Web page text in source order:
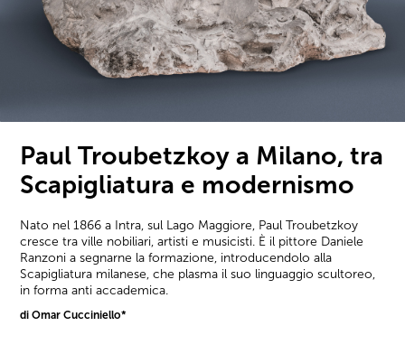
Paul Troubetzkoy a Milano, tra
Scapigliatura e modernismo
Nato nel 1866 a Intra, sul Lago Maggiore, Paul Troubetzkoy
cresce tra ville nobiliari, artisti e musicisti. È il pittore Daniele
Ranzoni a segnarne la formazione, introducendolo alla
Scapigliatura milanese, che plasma il suo linguaggio scultoreo,
in forma anti accademica.
di Omar Cucciniello*